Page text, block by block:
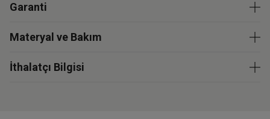
Garanti
Materyal ve Bakım
İthalatçı Bilgisi